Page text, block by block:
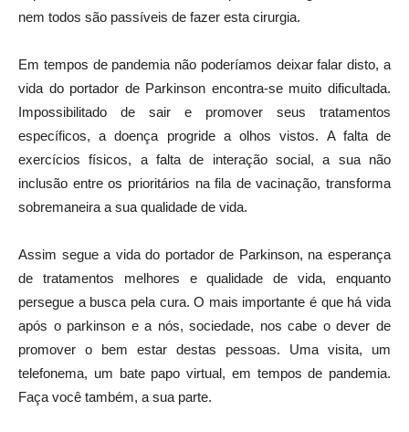
vida do portador de Parkinson encontra-se muito dificultada.
Impossibilitado de sair e promover seus tratamentos
específicos, a doença progride a olhos vistos. A falta de
exercícios físicos, a falta de interação social, a sua não
inclusão entre os prioritários na fila de vacinação, transforma
sobremaneira a sua qualidade de vida.
de tratamentos melhores e qualidade de vida, enquanto
persegue a busca pela cura. O mais importante é que há vida
após o parkinson e a nós, sociedade, nos cabe o dever de
promover o bem estar destas pessoas. Uma visita, um
telefonema, um bate papo virtual, em tempos de pandemia.
Faça você também, a sua parte.